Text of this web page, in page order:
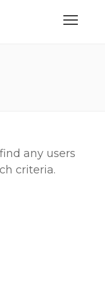
any users
criteria.